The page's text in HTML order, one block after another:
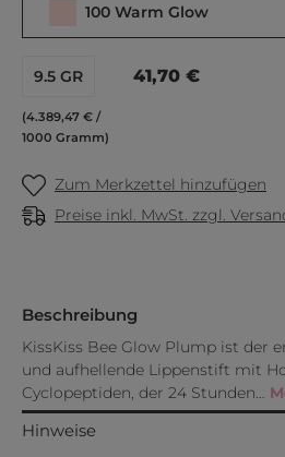
100 Warm Glow
9.5 GR
(4.389,47 € /
1000 Gramm)
41,70 €
Zum Merkzettel hinzufügen
Preise inkl. MwSt. zzgl.
Beschreibung
KissKiss Bee Glow Plump ist der
und aufhellende Lippenstift mit
Cyclopeptiden, der 24 Stunden…
Hinweise